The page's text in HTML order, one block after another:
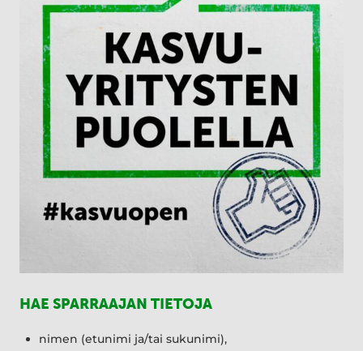
HAE SPARRAAJAN TIETOJA
nimen (etunimi ja/tai sukunimi),